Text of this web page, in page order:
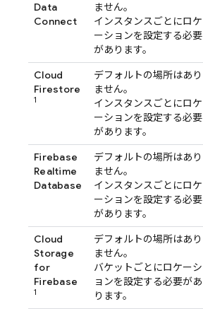
Data
Connect
ません。
インスタンスごとにロケ
ーションを設定する必要
があります。
Cloud
Firestore
1
デフォルトの場所はあり
ません。
インスタンスごとにロケ
ーションを設定する必要
があります。
Firebase
Realtime
Database
デフォルトの場所はあり
ません。
インスタンスごとにロケ
ーションを設定する必要
があります。
Cloud
Storage
for
Firebase
1
デフォルトの場所はあり
ません。
バケットごとにロケーシ
ョンを設定する必要があ
ります。